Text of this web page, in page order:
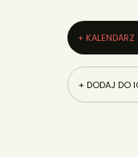
+
+ DODAJ DO